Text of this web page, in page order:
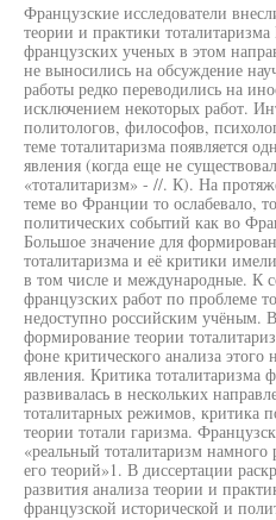
Французские исследователи
теории и практики
французских ученых в этом
не выносились на обсуждение
работы редко переводились на
исключением некоторых работ.
политологов, философов,
теме тоталитаризма появляется
явления (когда еще не
«тоталитаризм» - //. К). На
теме во Франции то ослабевало,
политических событий как во
Большое значение для
тоталитаризма и её критики
в том числе и международные. К
французских работ по проблеме
недоступно российским учёным.
формирование теории
фоне критического анализа
явления. Критика тоталитаризма
развивалась в нескольких
тоталитарных режимов, критика
теории тотали гаризма.
«реальный тоталитаризм
его теорий»1. В диссертации
развития анализа теории и
французской исторической и